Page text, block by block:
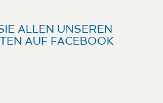
ALLEN UNSEREN
AUF FACEBOOK